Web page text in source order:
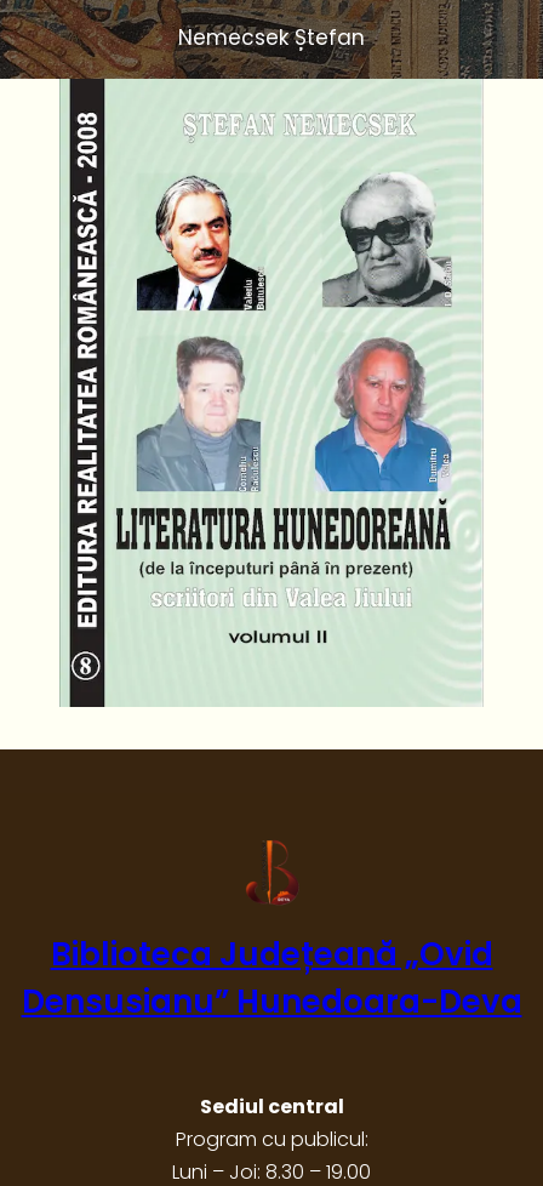
Nemecsek Ștefan
Biblioteca Județeană „Ovid
Densusianu” Hunedoara-Deva
Sediul central
Program cu publicul:
Luni – Joi: 8.30 – 19.00